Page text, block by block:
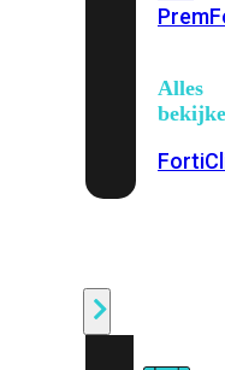
Prem
Alles